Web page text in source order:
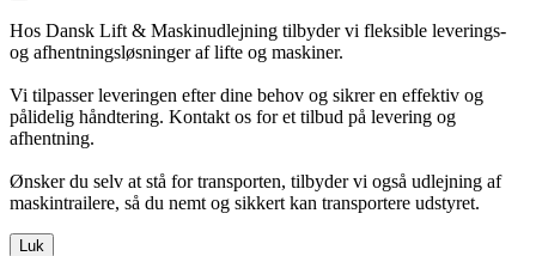
Hos Dansk Lift & Maskinudlejning tilbyder vi fleksible leverings-
og afhentningsløsninger af lifte og maskiner.
Vi tilpasser leveringen efter dine behov og sikrer en effektiv og
pålidelig håndtering. Kontakt os for et tilbud på levering og
afhentning.
Ønsker du selv at stå for transporten, tilbyder vi også udlejning af
maskintrailere, så du nemt og sikkert kan transportere udstyret.
Luk